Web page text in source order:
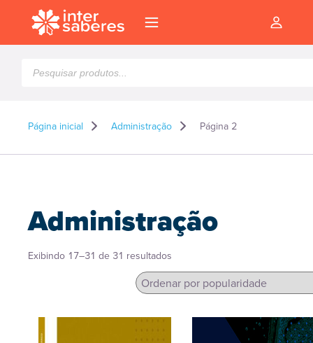
produtos
Página inicial Administração Página 2
Administração
Exibindo 17–31 de 31 resultados
popularidade